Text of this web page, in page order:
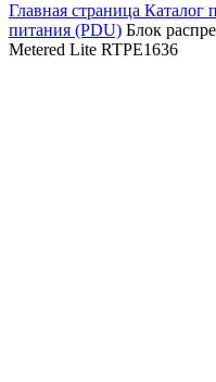
Главная страница Каталог
питания (PDU) Блок
Metered Lite RTPE1636